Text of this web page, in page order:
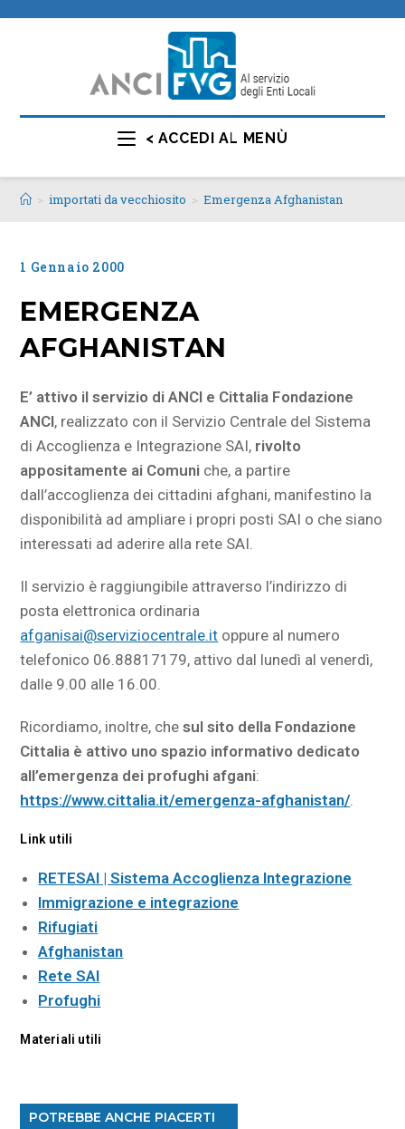
< ACCEDI AL MENÙ
> importati da vecchiosito > Emergenza Afghanistan
1 Gennaio 2000
EMERGENZA
AFGHANISTAN
E’ attivo il servizio di ANCI e Cittalia Fondazione
ANCI, realizzato con il Servizio Centrale del Sistema
di Accoglienza e Integrazione SAI, rivolto
appositamente ai Comuni che, a partire
dall’accoglienza dei cittadini afghani, manifestino la
disponibilità ad ampliare i propri posti SAI o che siano
interessati ad aderire alla rete SAI.
Il servizio è raggiungibile attraverso l’indirizzo di
posta elettronica ordinaria
afganisai@serviziocentrale.it oppure al numero
telefonico 06.88817179, attivo dal lunedì al venerdì,
dalle 9.00 alle 16.00.
Ricordiamo, inoltre, chesul sito della Fondazione
Cittalia è attivo uno spazio informativo dedicato
all’emergenza dei profughi afgani:
https://www.cittalia.it/emergenza-afghanistan/.
Link utili
RETESAI | Sistema Accoglienza Integrazione
Immigrazione e integrazione
Rifugiati
Afghanistan
Rete SAI
Profughi
Materiali utili
POTREBBE ANCHE PIACERTI